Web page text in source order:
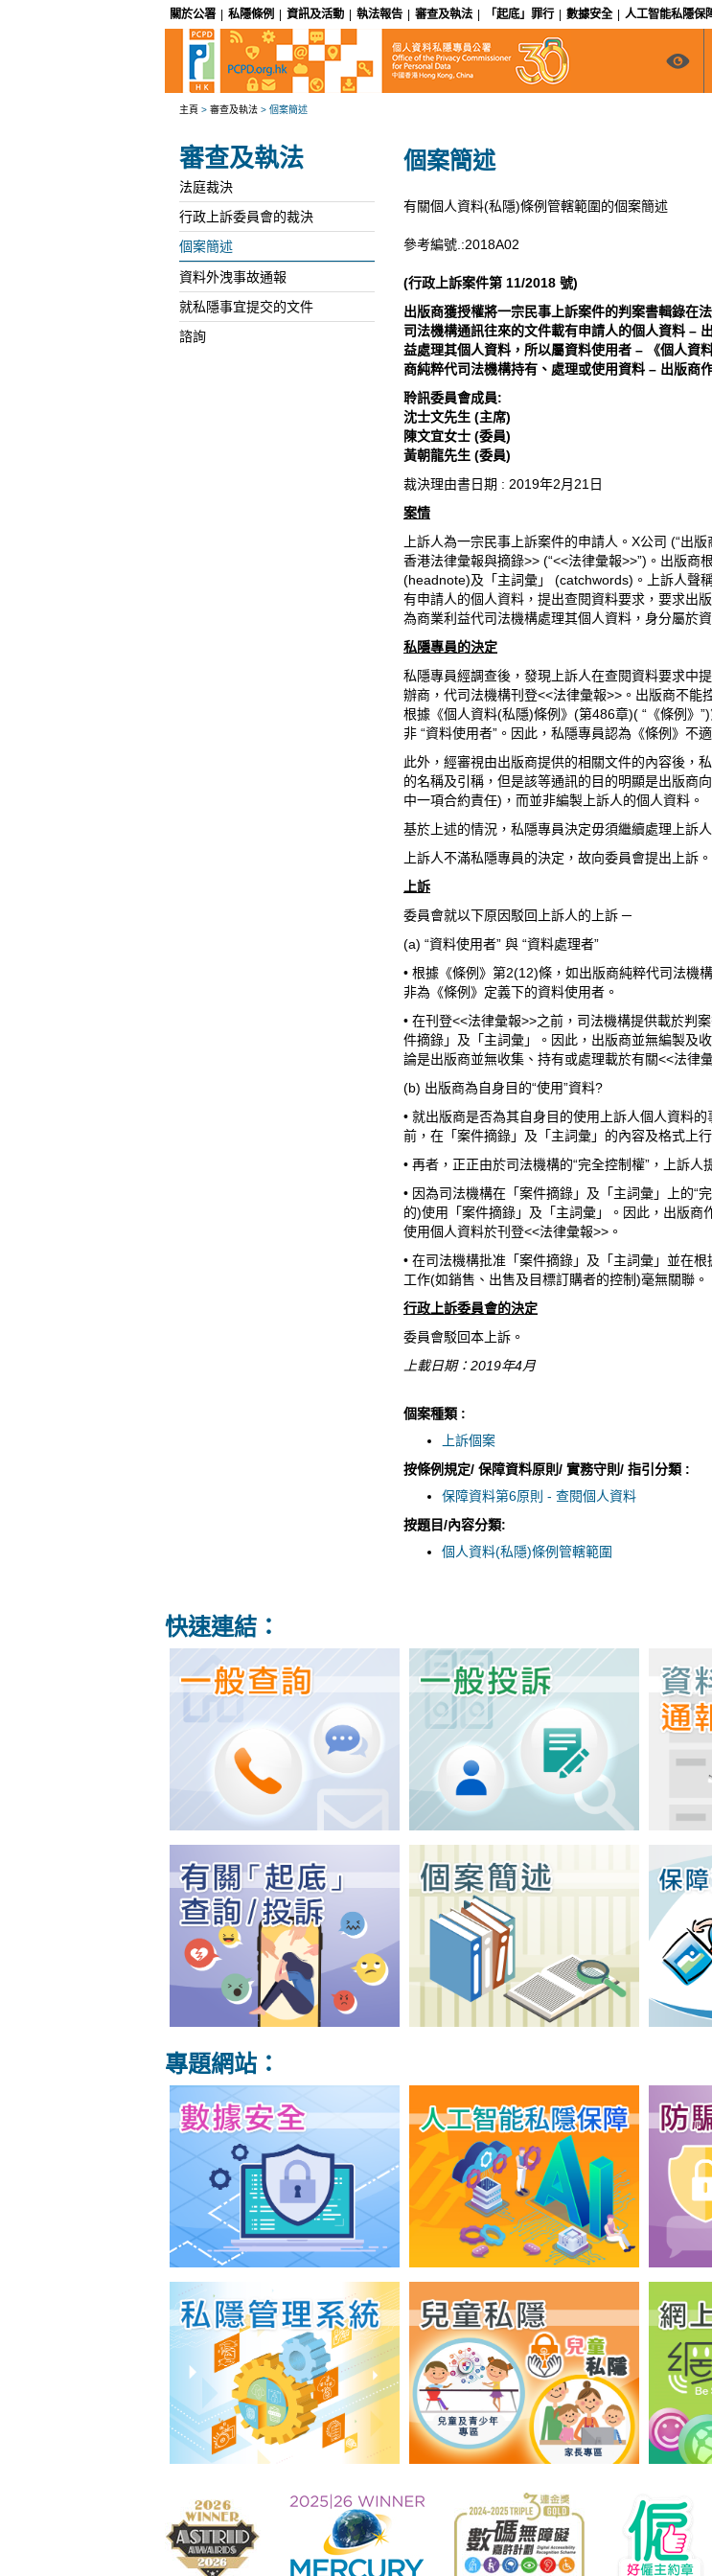
關於公署 私隱條例 資訊及活動 執法報告 審查及執法 「起底」罪行 數據安全 人工智能私隱保
主頁 > 審查及執法 > 個案簡述
審查及執法
法庭裁決
行政上訴委員會的裁決
個案簡述
資料外洩事故通報
就私隱事宜提交的文件
諮詢
個案簡述
有關個人資料(私隱)條例管轄範圍的個案簡述
參考編號.:2018A02
(行政上訴案件第 11/2018 號)
出版商獲授權將一宗民事上訴案件的判案書輯錄在
司法機構通訊往來的文件載有申請人的個人資料 –
益處理其個人資料，所以屬資料使用者 – 《個人資
商純粹代司法機構持有、處理或使用資料 – 出版商
聆訊委員會成員:
沈士文先生 (主席)
陳文宜女士 (委員)
黃朝龍先生 (委員)
裁決理由書日期 : 2019年2月21日
案情
上訴人為一宗民事上訴案件的申請人。X公司 (“出
香港法律彙報與摘錄>> (“<<法律彙報>>”)。出版商
(headnote)及「主詞彙」 (catchwords)。上訴人聲
有申請人的個人資料，提出查閱資料要求，要求出
為商業利益代司法機構處理其個人資料，身分屬於
私隱專員的決定
私隱專員經調查後，發現上訴人在查閱資料要求中
辦商，代司法機構刊登<<法律彙報>>。出版商不能
根據《個人資料(私隱)條例》(第486章)( “《條例》
非 “資料使用者”。因此，私隱專員認為《條例》不
此外，經審視由出版商提供的相關文件的內容後，
的名稱及引稱，但是該等通訊的目的明顯是出版商
中一項合約責任)，而並非編製上訴人的個人資料。
基於上述的情況，私隱專員決定毋須繼續處理上訴人
上訴人不滿私隱專員的決定，故向委員會提出上訴。
上訴
委員會就以下原因駁回上訴人的上訴 ─
(a) “資料使用者” 與 “資料處理者”
• 根據《條例》第2(12)條，如出版商純粹代司法機
非為《條例》定義下的資料使用者。
• 在刊登<<法律彙報>>之前，司法機構提供載於判
件摘錄」及「主詞彙」。因此，出版商並無編製及
論是出版商並無收集、持有或處理載於有關<<法律
(b) 出版商為自身目的“使用”資料?
• 就出版商是否為其自身目的使用上訴人個人資料
前，在「案件摘錄」及「主詞彙」的內容及格式上
• 再者，正正由於司法機構的“完全控制權”，上訴
• 因為司法機構在「案件摘錄」及「主詞彙」上的“
的)使用「案件摘錄」及「主詞彙」。因此，出版商
使用個人資料於刊登<<法律彙報>>。
• 在司法機構批准「案件摘錄」及「主詞彙」並在
工作(如銷售、出售及目標訂購者的控制)毫無關聯。
行政上訴委員會的決定
委員會駁回本上訴。
上載日期：2019年4月
個案種類 :
上訴個案
按條例規定/ 保障資料原則/ 實務守則/ 指引分類 :
保障資料第6原則 - 查閱個人資料
按題目/內容分類:
個人資料(私隱)條例管轄範圍
快速連結：
專題網站：